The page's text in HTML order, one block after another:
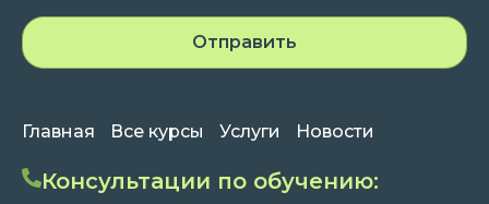
Главная Все курсы Услуги Новости
Консультации по обучению: